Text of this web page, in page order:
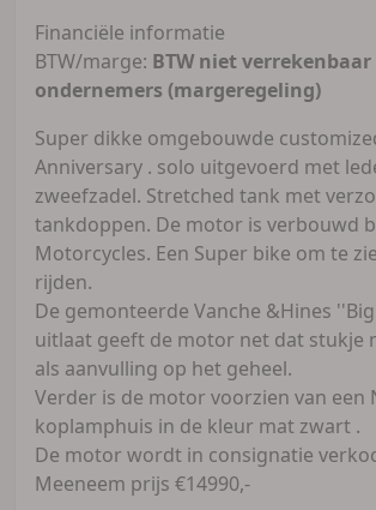
Financiële informatie
BTW/marge: BTW niet
ondernemers (margeregeling)
Super dikke omgebouwde
Anniversary . solo uitgevoerd met
zweefzadel. Stretched tank met
tankdoppen. De motor is verbouwd
Motorcycles. Een Super bike om te
rijden.
De gemonteerde Vanche &Hines
uitlaat geeft de motor net dat stukje
als aanvulling op het geheel.
Verder is de motor voorzien van een
koplamphuis in de kleur mat zwart .
De motor wordt in consignatie
Meeneem prijs €14990,-